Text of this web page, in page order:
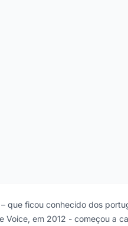
que ficou conhecido dos
Voice, em 2012 - começou a